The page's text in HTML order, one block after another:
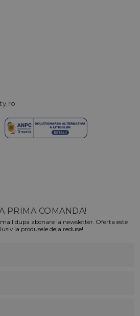
PRIMA COMANDA!
dupa abonare la newsletter. Oferta este
la produsele deja reduse!